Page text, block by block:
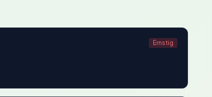
Ernstig